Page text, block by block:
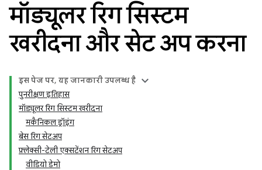
मॉड्यूलर रिग सिस्टम
खरीदना और सेट अप करना
इस पेज पर, यह जानकारी उपलब्ध है
पुनरीक्षण इतिहास
मॉड्यूलर रिग सिस्टम खरीदना
मकैनिकल ड्रॉइंग
बेस रिग सेटअप
फ़्लेक्सी-टेली एक्सटेंशन रिग सेटअप
वीडियो डेमो